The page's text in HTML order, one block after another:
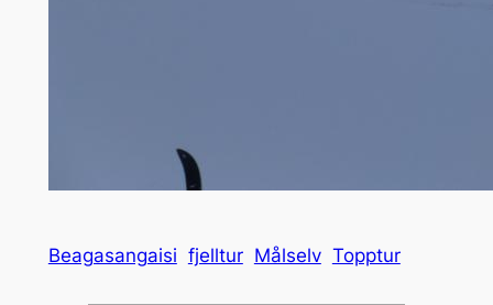
Beagasangaisi fjelltur Målselv Topptur